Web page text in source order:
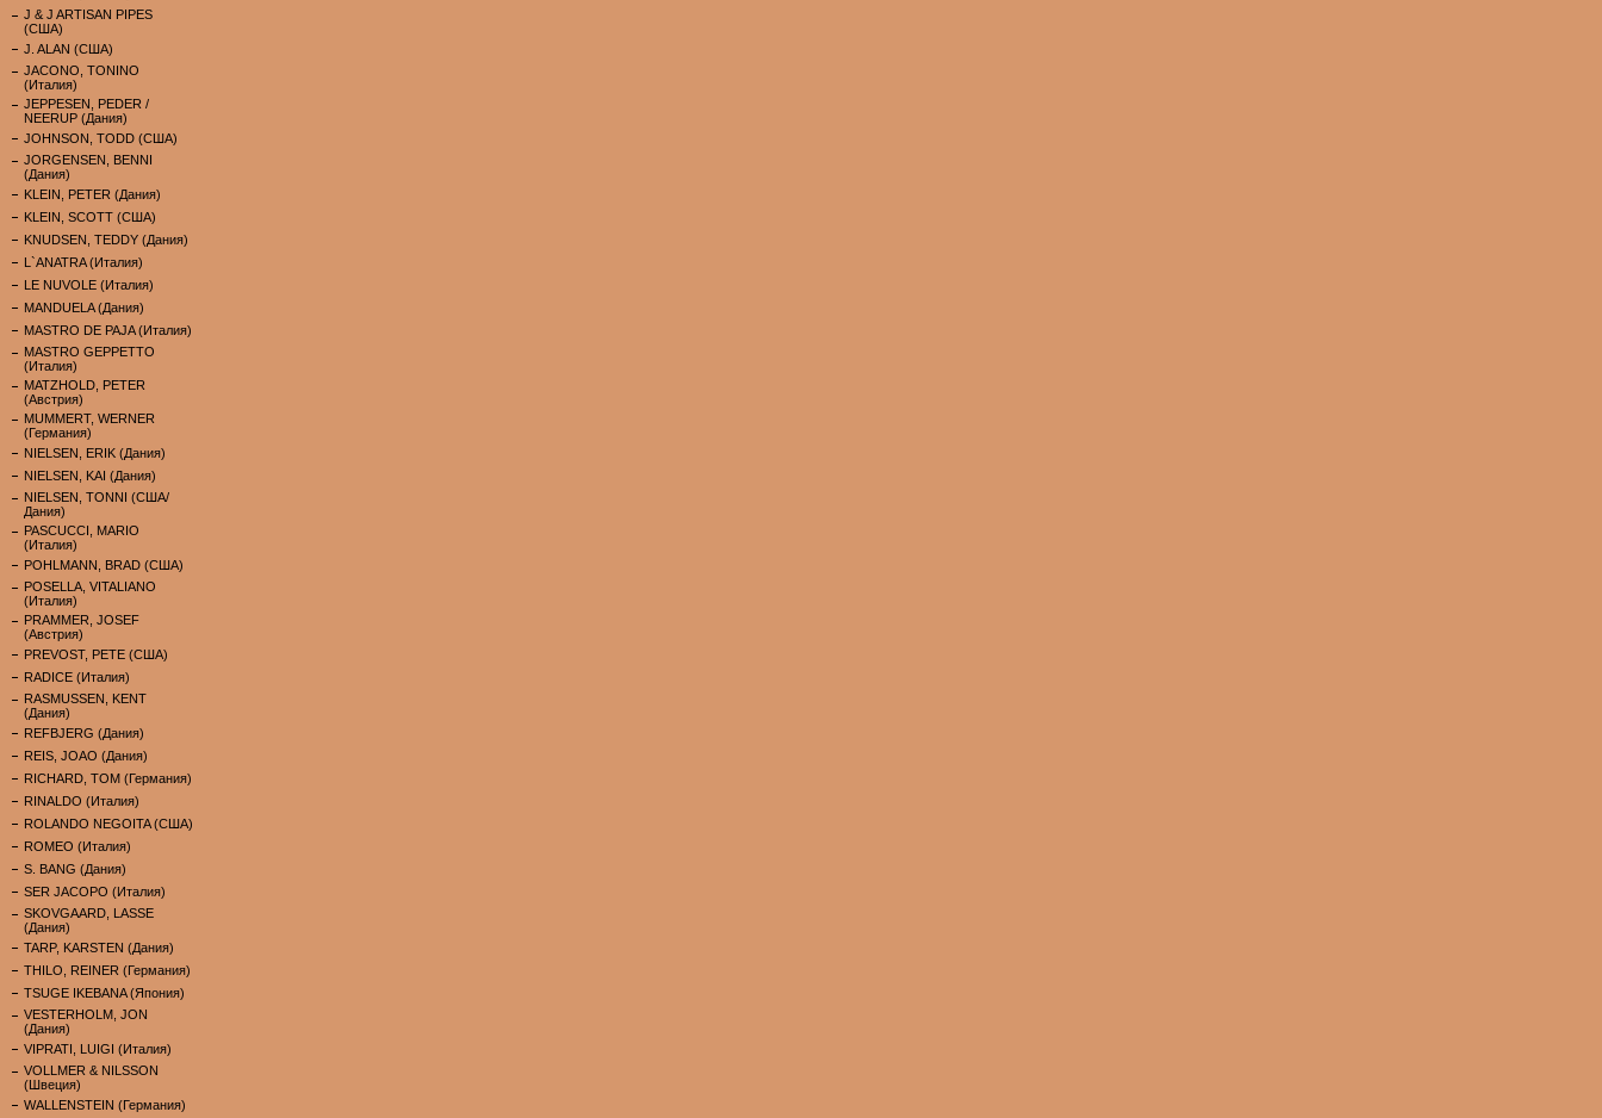
J & J ARTISAN PIPES
(США)
J. ALAN (США)
JACONO, TONINO
(Италия)
JEPPESEN, PEDER /
NEERUP (Дания)
JOHNSON, TODD (США)
JORGENSEN, BENNI
(Дания)
KLEIN, PETER (Дания)
KLEIN, SCOTT (США)
KNUDSEN, TEDDY (Дания)
L`ANATRA (Италия)
LE NUVOLE (Италия)
MANDUELA (Дания)
MASTRO DE PAJA (Италия)
MASTRO GEPPETTO
(Италия)
MATZHOLD, PETER
(Австрия)
MUMMERT, WERNER
(Германия)
NIELSEN, ERIK (Дания)
NIELSEN, KAI (Дания)
NIELSEN, TONNI (США/
Дания)
PASCUCCI, MARIO
(Италия)
POHLMANN, BRAD (США)
POSELLA, VITALIANO
(Италия)
PRAMMER, JOSEF
(Австрия)
PREVOST, PETE (США)
RADICE (Италия)
RASMUSSEN, KENT
(Дания)
REFBJERG (Дания)
REIS, JOAO (Дания)
RICHARD, TOM (Германия)
RINALDO (Италия)
ROLANDO NEGOITA (США)
ROMEO (Италия)
S. BANG (Дания)
SER JACOPO (Италия)
SKOVGAARD, LASSE
(Дания)
TARP, KARSTEN (Дания)
THILO, REINER (Германия)
TSUGE IKEBANA (Япония)
VESTERHOLM, JON
(Дания)
VIPRATI, LUIGI (Италия)
VOLLMER & NILSSON
(Швеция)
WALLENSTEIN (Германия)